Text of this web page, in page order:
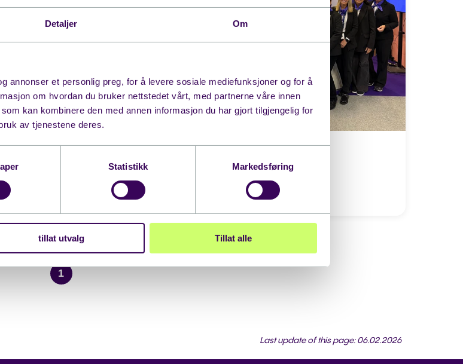
Detaljer Om
annonser et personlig preg, for å levere sosiale mediefunksjoner og for å
om hvordan du bruker nettstedet vårt, med partnerne våre innen
kan kombinere den med annen informasjon du har gjort tilgjengelig for
av tjenestene deres.
Statistikk Markedsføring
tillat utvalg Tillat alle
09:00
EHiN 2026
10.11.2026 08:00
Ses vi på Ehin 2026?
1
Last update of this page: 06.02.2026